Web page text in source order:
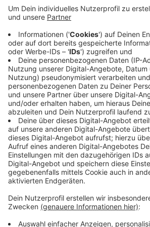
EN: Die KiTa Fröbelhaus bleibt
bis zum nächsten Montag
"Haus der Jugend" wurde ebenfalls
infizierten Kind besucht. Dort ist das
Kreisgesundheitsamt noch dabei, die
zu ermitteln. Getestet wurden heute
Kontaktpersonen eines positiven
Harkort-Gymnasium in Herdecke und
Seniorenzentrum Kirchende. Auch am
Witten sind weitere Abstriche
Corona-Zahlen im Ennepe-Ruhr-
Anzeige
Anzeige